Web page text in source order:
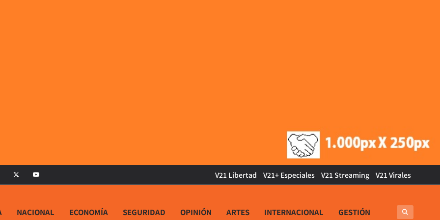
V21 Libertad V21+ Especiales V21 Streaming V21 Virales
NACIONAL ECONOMÍA SEGURIDAD OPINIÓN ARTES INTERNACIONAL GESTIÓN